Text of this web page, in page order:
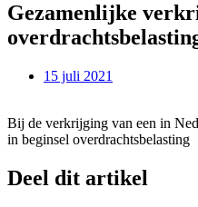
Gezamenlijke
15 juli 2021
Bij de verkrijging van een in
in beginsel overdrachtsbelasting
Deel dit artikel